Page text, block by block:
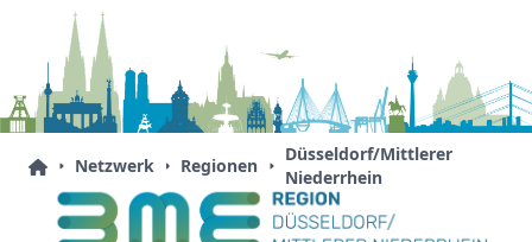
Netzwerk Regionen
Düsseldorf/Mittlerer
Niederrhein